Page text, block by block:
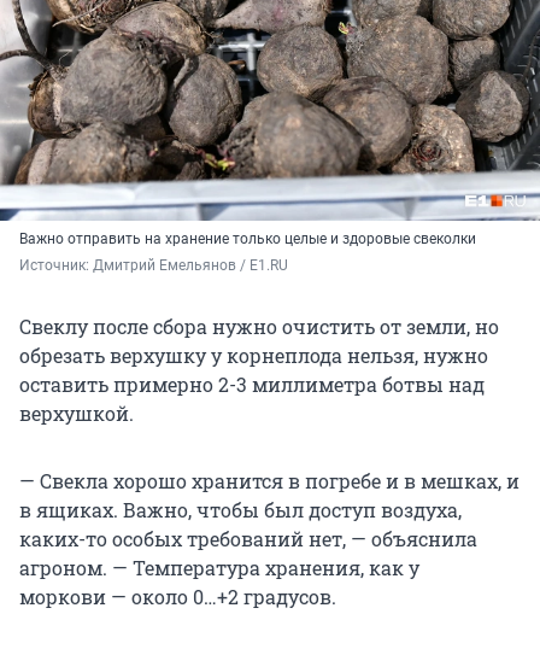
Важно отправить на хранение только целые и здоровые свеколки
Источник: Дмитрий Емельянов / E1.RU
Свеклу после сбора нужно очистить от земли, но
обрезать верхушку у корнеплода нельзя, нужно
оставить примерно 2-3 миллиметра ботвы над
верхушкой.
— Свекла хорошо хранится в погребе и в мешках, и
в ящиках. Важно, чтобы был доступ воздуха,
каких-то особых требований нет, — объяснила
агроном. — Температура хранения, как у
моркови — около 0…+2 градусов.